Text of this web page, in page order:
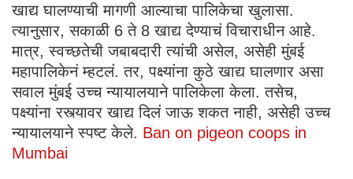
खाद्य घालण्याची मागणी आल्याचा पालिकेचा खुलासा.
त्यानुसार, सकाळी 6 ते 8 खाद्य देण्याचं विचाराधीन आहे.
मात्र, स्वच्छतेची जबाबदारी त्यांची असेल, असेही मुंबई
महापालिकेनं म्हटलं. तर, पक्ष्यांना कुठे खाद्य घालणार असा
सवाल मुंबई उच्च न्यायालयाने पालिकेला केला. तसेच,
पक्ष्यांना रस्त्यावर खाद्य दिलं जाऊ शकत नाही, असेही उच्च
न्यायालयाने स्पष्ट केले. Ban on pigeon coops in
Mumbai